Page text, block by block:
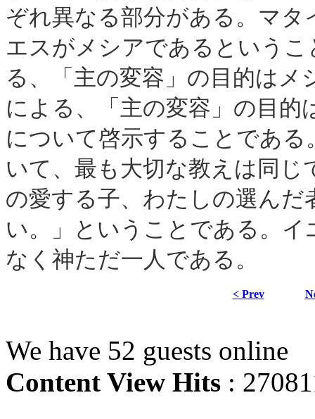
ぞれ異なる部分がある。マ
エスがメシアであるという
る、「主の変容」の目的は
による、「主の変容」の目
について啓示することであ
いて、最も大切な教えは同
の愛する子、わたしの選ん
い。」ということである。
なく神ただ一人である。
< Prev
We have 52 guests online
Content View Hits :